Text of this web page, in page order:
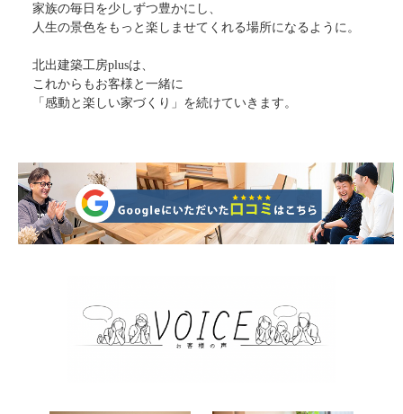
家族の毎日を少しずつ豊かにし、
人生の景色をもっと楽しませてくれる場所になるように。
北出建築工房plusは、
これからもお客様と一緒に
「感動と楽しい家づくり」を続けていきます。